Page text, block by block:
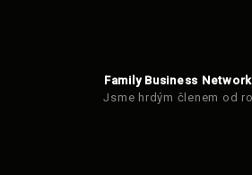
Family Business
Jsme hrdým členem od